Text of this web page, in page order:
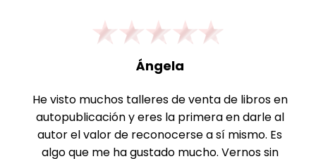
Ángela
He visto muchos talleres de venta de libros en
autopublicación y eres la primera en darle al
autor el valor de reconocerse a sí mismo. Es
algo que me ha gustado mucho. Vernos sin